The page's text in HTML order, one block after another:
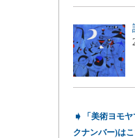
➧
「美術ヨモ
クナンバー)は